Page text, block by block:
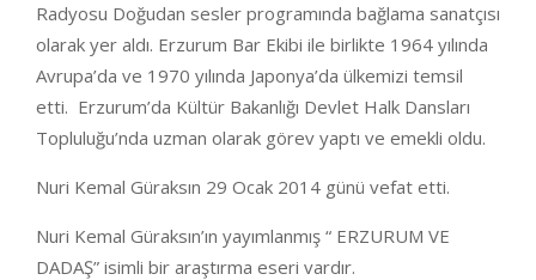
Radyosu Doğudan sesler programında bağlama sanatçısı
olarak yer aldı. Erzurum Bar Ekibi ile birlikte 1964 yılında
Avrupa’da ve 1970 yılında Japonya’da ülkemizi temsil
etti. Erzurum’da Kültür Bakanlığı Devlet Halk Dansları
Topluluğu’nda uzman olarak görev yaptı ve emekli oldu.
Nuri Kemal Güraksın 29 Ocak 2014 günü vefat etti.
Nuri Kemal Güraksın’ın yayımlanmış “ ERZURUM VE
DADAŞ” isimli bir araştırma eseri vardır.